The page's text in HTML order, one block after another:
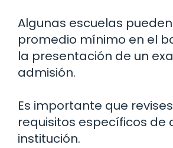
Algunas escuelas
promedio mínimo en el
la presentación de un
admisión.
Es importante que
requisitos específicos de
institución.